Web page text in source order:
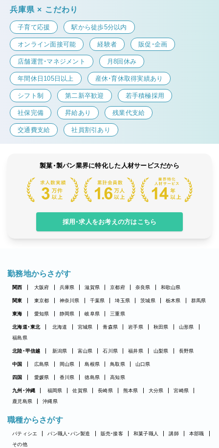
兵庫県 × こだわり
子育て応援 駅から徒歩5分以内
オンライン面接可能 経験者 販促・企画
店舗運営・マネジメント 月8回休み
年間休日105日以上 産休・育休取得実績あり
シフト制 第二新卒歓迎 若手積極採用
社保完備 昇給あり 残業代支給
交通費支給 社員割引あり
製菓・製パン業界に特化した人材サービスだから
採用・求人をお考えの方はこちら
勤務地からさがす
関西 大阪府 兵庫県 滋賀県 京都府 奈良県 和歌山県
関東 東京都 神奈川県 千葉県 埼玉県 茨城県 栃木県 群馬県
東海 愛知県 静岡県 岐阜県 三重県
北海道・東北 北海道 宮城県 青森県 岩手県 秋田県
山形県
福島県
北陸・甲信越 新潟県 富山県 石川県 福井県 山梨県 長野県
中国 広島県 岡山県 島根県 鳥取県 山口県
四国 愛媛県 香川県 徳島県 高知県
九州・沖縄 福岡県 佐賀県 長崎県 熊本県 大分県
宮崎県
鹿児島県
沖縄県
職種からさがす
パティシエ パン職人・パン製造 販売・接客 和菓子職人 講師
本部職
その他